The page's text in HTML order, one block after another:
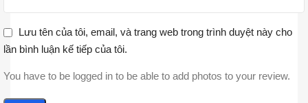
Lưu tên của tôi, email, và trang web trong trình duyệt này cho
lần bình luận kế tiếp của tôi.
You have to be logged in to be able to add photos to your review.